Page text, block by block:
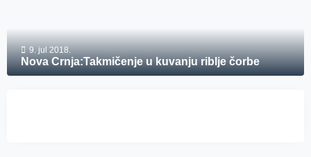
9. jul 2018.
Nova Crnja:Takmičenje u kuvanju riblje čorbe